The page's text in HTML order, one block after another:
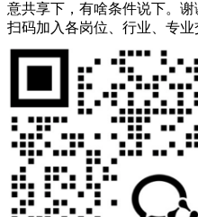
意共享下，有啥条件说下。谢
扫码加入各岗位、行业、专业